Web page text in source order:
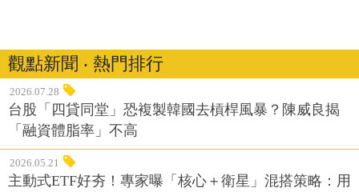
觀點新聞 ‧ 熱門排行
2026.07.28
台股「四貸同堂」恐複製韓國去槓桿風暴？陳威良揭
「融資體脂率」不高
2026.05.21
主動式ETF好夯！專家曝「核心＋衛星」混搭策略：用